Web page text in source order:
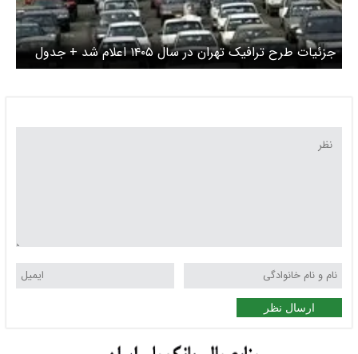
جزئیات طرح ترافیک تهران در سال ۱۴۰۵ اعلام شد + جدول
تعرفه‌ها
ارسال نظر